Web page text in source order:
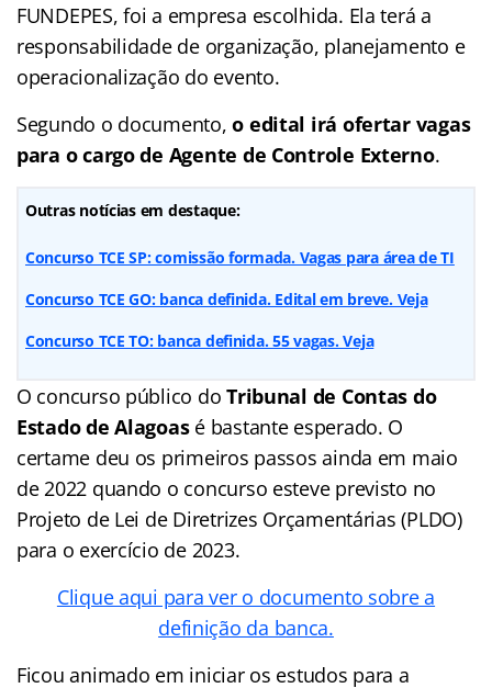
FUNDEPES, foi a empresa escolhida. Ela terá a
responsabilidade de organização, planejamento e
operacionalização do evento.
Segundo o documento,o edital irá ofertar vagas
para o cargo de Agente de Controle Externo.
Outras notícias em destaque:
Concurso TCE SP: comissão formada. Vagas para área de TI
Concurso TCE GO: banca definida. Edital em breve. Veja
Concurso TCE TO: banca definida. 55 vagas. Veja
O concurso público doTribunal de Contas do
Estado de Alagoas é bastante esperado. O
certame deu os primeiros passos ainda em maio
de 2022 quando o concurso esteve previsto no
Projeto de Lei de Diretrizes Orçamentárias (PLDO)
para o exercício de 2023.
Clique aqui para ver o documento sobre a
definição da banca.
Ficou animado em iniciar os estudos para a